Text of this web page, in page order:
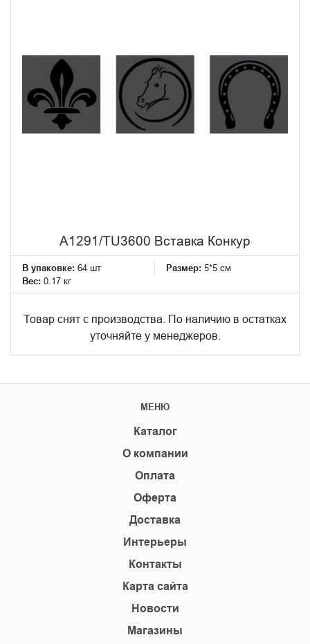
A1291/TU3600 Вставка Конкур
В упаковке: 64 шт Размер: 5*5 см
Вес: 0.17 кг
Товар снят с производства. По наличию в остатках
уточняйте у менеджеров.
МЕНЮ
Каталог
О компании
Оплата
Оферта
Доставка
Интерьеры
Контакты
Карта сайта
Новости
Магазины